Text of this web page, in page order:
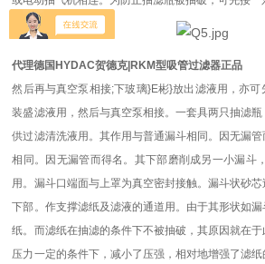
代理德国HYDAC贺德克|RKM型吸管过滤器正品
然后再与真空泵相接;下玻璃}E彬}放出滤液用，亦
装盛滤液用，然后与真空泵相接。一套具两只抽滤
供过滤清洗液用。其作用与普通漏斗相同。因无漏
相同。因无漏管而得名。其下部磨削成另一小漏斗
用。漏斗口端面与上罩为真空密封接触。漏斗状砂
下部。作支撑滤纸及滤液的通道用。由于其形状如
纸。而滤纸在抽滤的条件下不被抽破，其原因就在
压力一定的条件下，减小了压强，相对地增强了滤纸